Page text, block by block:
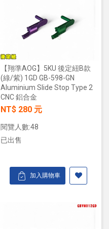
【翔準AOG】5KU 後定紐B款
(綠/紫) 1GD GB-598-GN
Aluminium Slide Stop Type 2
CNC 鋁合金
NT$ 280 元
閱覽人數:48
已出售
加入購物車